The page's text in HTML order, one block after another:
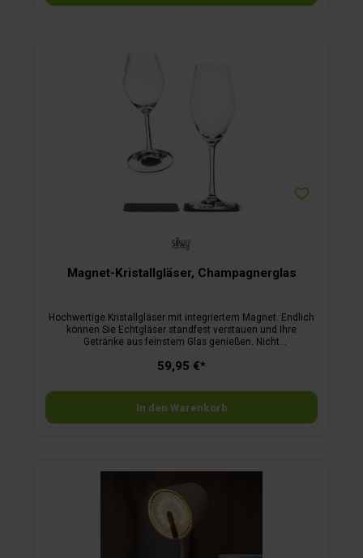
Magnet-Kristallgläser, Champagnerglas
Hochwertige Kristallgläser mit integriertem Magnet. Endlich
können Sie Echtgläser standfest verstauen und Ihre
Getränke aus feinstem Glas genießen. Nicht
59,95 €*
In den Warenkorb